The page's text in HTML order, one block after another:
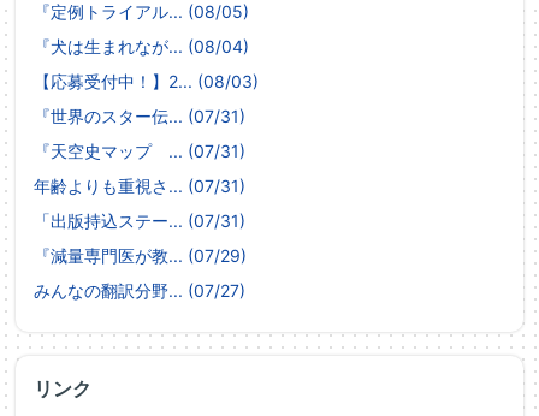
『定例トライアル... (08/05)
『犬は生まれなが... (08/04)
【応募受付中！】2... (08/03)
『世界のスター伝... (07/31)
『天空史マップ ... (07/31)
年齢よりも重視さ... (07/31)
「出版持込ステー... (07/31)
『減量専門医が教... (07/29)
みんなの翻訳分野... (07/27)
リンク